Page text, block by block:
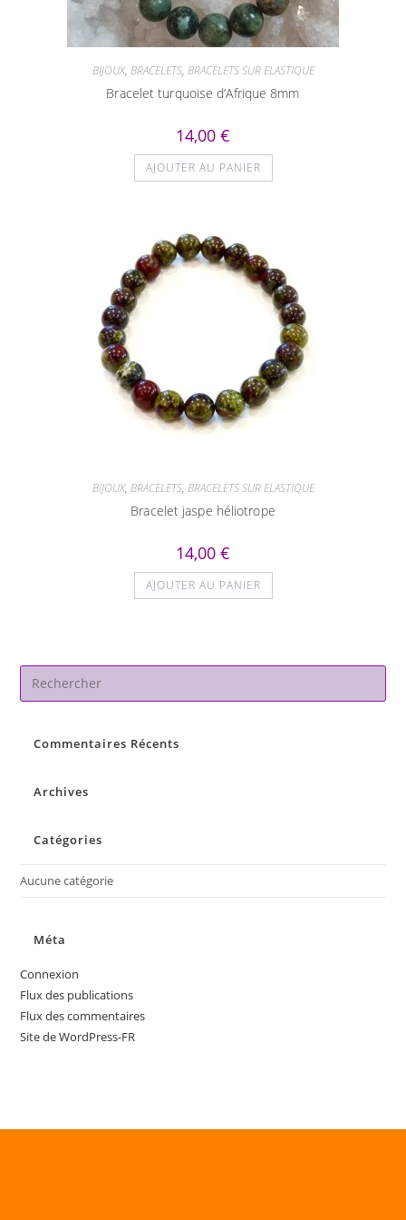
BIJOUX, BRACELETS, BRACELETS SUR ELASTIQUE
Bracelet turquoise d’Afrique 8mm
14,00 €
AJOUTER AU PANIER
BIJOUX, BRACELETS, BRACELETS SUR ELASTIQUE
Bracelet jaspe héliotrope
14,00 €
AJOUTER AU PANIER
Commentaires Récents
Archives
Catégories
Aucune catégorie
Méta
Connexion
Flux des publications
Flux des commentaires
Site de WordPress-FR